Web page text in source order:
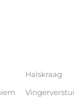
Halskraag